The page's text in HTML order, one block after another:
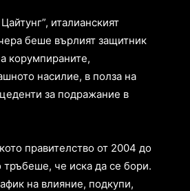
италианският
беше върлият защитник
корумпираните,
насилие, в полза на
за подражание в
правителство от 2004 до
че иска да се бори.
на влияние, подкупи,